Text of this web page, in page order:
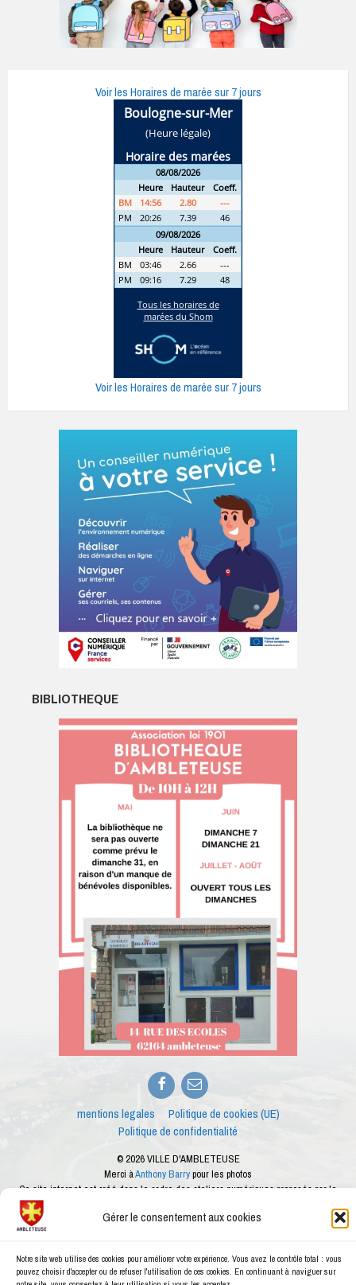
Gérer le consentement aux cookies
Notre site web utilise des cookies pour améliorer votre expérience. Vous avez le contrôle total : vous
pouvez choisir d'accepter ou de refuser l'utilisation de ces cookies. En continuant à naviguer sur
Voir les Horaires de marée sur 7 jours
Voir les Horaires de marée sur 7 jours
BIBLIOTHEQUE
Facebook
E-
mail
mentions legales
Politique de cookies (UE)
Politique de confidentialité
© 2026 VILLE D'AMBLETEUSE
Merci àAnthony Barrypour les photos
Ce site internet est créé dans le cadre des ateliers numériques proposés par le